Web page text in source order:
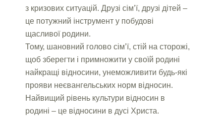
з кризових ситуацій. Друзі сім’ї, друзі дітей –
це потужний інструмент у побудові
щасливої родини.
Тому, шановний голово сім’ї, стій на сторожі,
щоб зберегти і примножити у своїй родині
найкращі відносини, унеможливити будь-які
прояви неєвангельських норм відносин.
Найвищий рівень культури відносин в
родині – це відносини в дусі Христа.